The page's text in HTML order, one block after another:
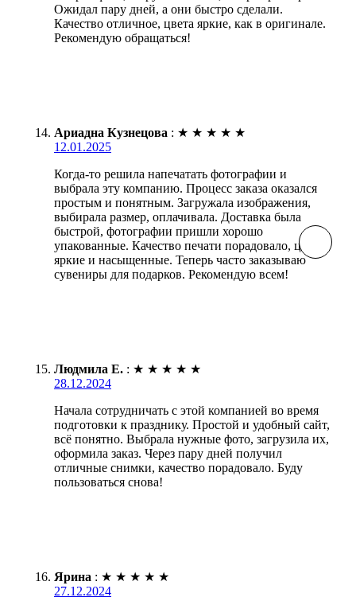
Ожидал пару дней, а они быстро сделали.
Качество отличное, цвета яркие, как в оригинале.
Рекомендую обращаться!
Ариадна Кузнецова : ★ ★ ★ ★ ★
12.01.2025
Когда-то решила напечатать фотографии и
выбрала эту компанию. Процесс заказа оказался
простым и понятным. Загружала изображения,
выбирала размер, оплачивала. Доставка была
быстрой, фотографии пришли хорошо
упакованные. Качество печати порадовало, цвета
яркие и насыщенные. Теперь часто заказываю
сувениры для подарков. Рекомендую всем!
Людмила Е. : ★ ★ ★ ★ ★
28.12.2024
Начала сотрудничать с этой компанией во время
подготовки к празднику. Простой и удобный сайт,
всё понятно. Выбрала нужные фото, загрузила их,
оформила заказ. Через пару дней получил
отличные снимки, качество порадовало. Буду
пользоваться снова!
Ярина : ★ ★ ★ ★ ★
27.12.2024